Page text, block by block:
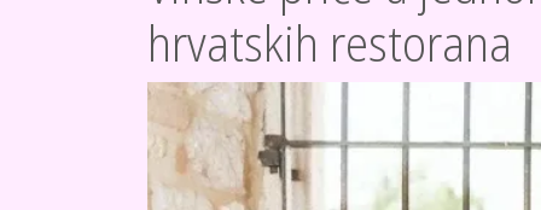
hrvatskih restorana
SLIKA